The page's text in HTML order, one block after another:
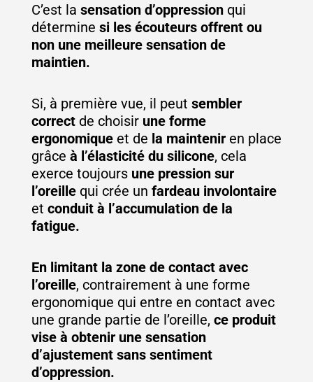
C’est la sensation d’oppression qui
détermine si les écouteurs offrent ou
non une meilleure sensation de
maintien.
Si, à première vue, il peut sembler
correct de choisir une forme
ergonomique et de la maintenir en place
grâce à l’élasticité du silicone, cela
exerce toujours une pression sur
l’oreille qui crée un fardeau involontaire
et conduit à l’accumulation de la
fatigue.
En limitant la zone de contact avec
l’oreille, contrairement à une forme
ergonomique qui entre en contact avec
une grande partie de l’oreille, ce produit
vise à obtenir une sensation
d’ajustement sans sentiment
d’oppression.